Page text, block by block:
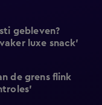
gebleven?
luxe snack'
de grens flink